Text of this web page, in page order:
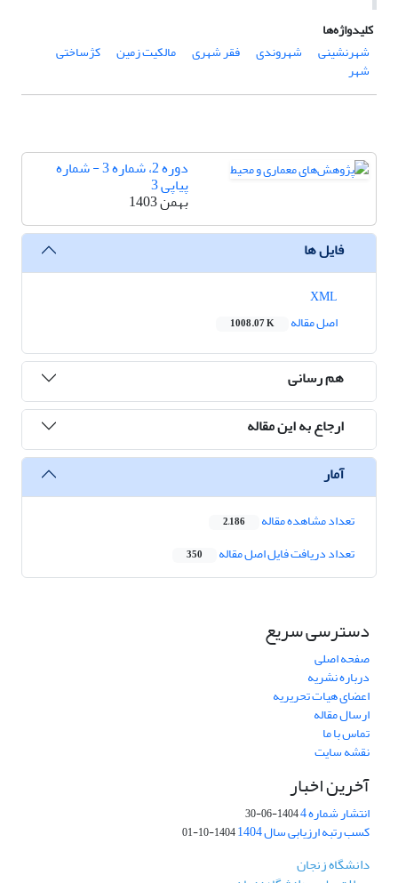
کلیدواژه‌ها
شهرنشینی
شهروندی فقر شهری مالکیت زمین کژساختی
شهر
دوره 2، شماره 3 - شماره
پیاپی 3
بهمن 1403
فایل ها
اصل مقاله
1008.07 K
هم رسانی
ارجاع به این مقاله
آمار
تعداد مشاهده مقاله 2,186
تعداد دریافت فایل اصل مقاله 350
دسترسی سریع
صفحه اصلی
درباره نشریه
اعضای هیات تحریریه
ارسال مقاله
تماس با ما
نقشه سایت
آخرین اخبار
انتشار شماره 4 1404-06-30
کسب رتبه ارزیابی سال 1404 1404-10-01
دانشگاه زنجان